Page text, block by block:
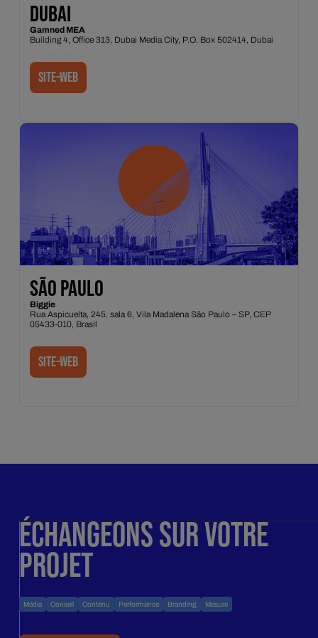
DUBAI
Gamned MEA
Building 4, Office 313, Dubai Media City, P.O. Box 502414, Dubai
site-web
SÃO PAULO
Biggie
Rua Aspicuelta, 245, sala 6, Vila Madalena São Paulo – SP, CEP
05433-010, Brasil
site-web
ÉCHANGEONS SUR VOTRE
PROJET
Média Conseil Contenu Performance Branding Mesure